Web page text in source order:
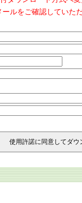
ルをご確認していた